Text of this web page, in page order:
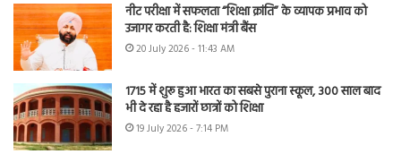
नीट परीक्षा में सफलता “शिक्षा क्रांति” के व्यापक प्रभाव को
उजागर करती है: शिक्षा मंत्री बैंस
20 July 2026 - 11:43 AM
1715 में शुरू हुआ भारत का सबसे पुराना स्कूल, 300 साल बाद
भी दे रहा है हजारों छात्रों को शिक्षा
19 July 2026 - 7:14 PM